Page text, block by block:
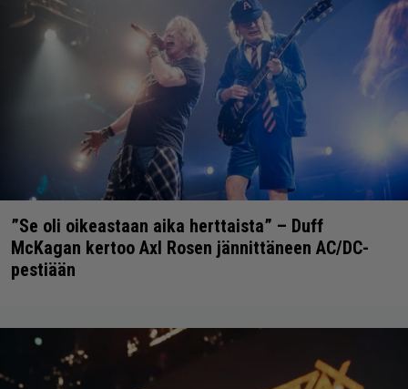
”Se oli oikeastaan aika herttaista” – Duff
McKagan kertoo Axl Rosen jännittäneen AC/DC-
pestiään